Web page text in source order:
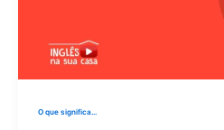
O que significa...